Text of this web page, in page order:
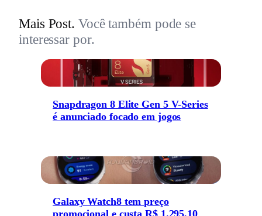
Mais Post. Você também pode se
interessar por.
Snapdragon 8 Elite Gen 5 V-Series
é anunciado focado em jogos
Galaxy Watch8 tem preço
promocional e custa R$ 1.295,10